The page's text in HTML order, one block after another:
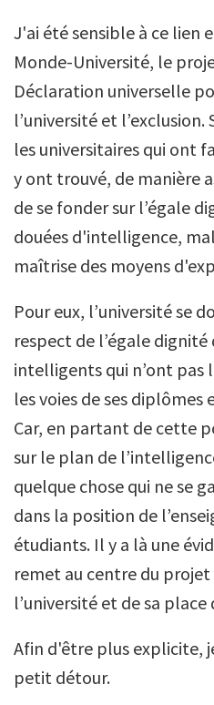
J'ai été sensible à ce lien
Monde-Université, le
Déclaration universelle
l’université et
les universitaires qui ont
y ont trouvé, de manière
de se fonder sur l’égale
douées d'intelligence,
maîtrise des moyens
Pour eux, l’université se
respect de l’égale dignité
intelligents qui n’ont pas
les voies de ses diplômes
Car, en partant de cette
sur le plan de
quelque chose qui ne se
dans la position de
étudiants. Il y a là une
remet au centre du
l’université et de sa place
Afin d'être plus explicite,
petit détour.